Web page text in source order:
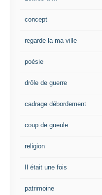
concept
regarde-la ma ville
poésie
drôle de guerre
cadrage débordement
coup de gueule
religion
Il était une fois
patrimoine